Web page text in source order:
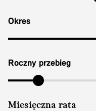
Okres
Roczny przebieg
Miesięczna rata